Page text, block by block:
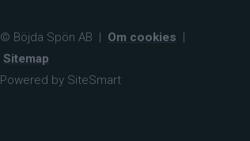
© Böjda Spön AB | Om cookies |
Sitemap
Powered by SiteSmart